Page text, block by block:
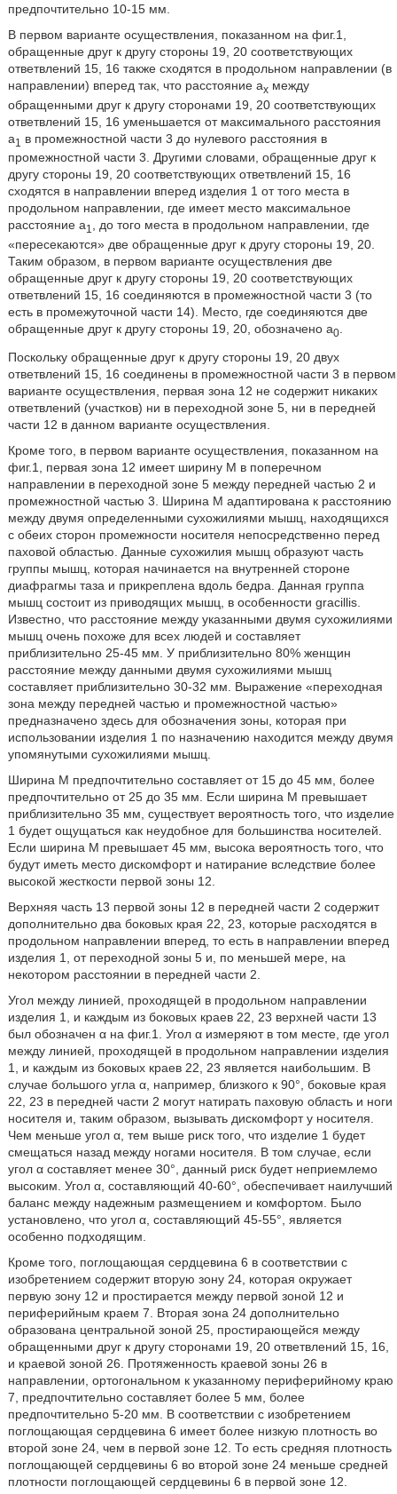
предпочтительно 10-15 мм.
В первом варианте осуществления, показанном на фиг.1,
обращенные друг к другу стороны 19, 20 соответствующих
ответвлений 15, 16 также сходятся в продольном направлении (в
направлении) вперед так, что расстояние ахмежду
обращенными друг к другу сторонами 19, 20 соответствующих
ответвлений 15, 16 уменьшается от максимального расстояния
а1
в промежностной части 3 до нулевого расстояния в
промежностной части 3. Другими словами, обращенные друг к
другу стороны 19, 20 соответствующих ответвлений 15, 16
сходятся в направлении вперед изделия 1 от того места в
продольном направлении, где имеет место максимальное
расстояние а1 , до того места в продольном направлении, где
«пересекаются» две обращенные друг к другу стороны 19, 20.
Таким образом, в первом варианте осуществления две
обращенные друг к другу стороны 19, 20 соответствующих
ответвлений 15, 16 соединяются в промежностной части 3 (то
есть в промежуточной части 14). Место, где соединяются две
обращенные друг к другу стороны 19, 20, обозначено а0.
Поскольку обращенные друг к другу стороны 19, 20 двух
ответвлений 15, 16 соединены в промежностной части 3 в первом
варианте осуществления, первая зона 12 не содержит никаких
ответвлений (участков) ни в переходной зоне 5, ни в передней
части 12 в данном варианте осуществления.
Кроме того, в первом варианте осуществления, показанном на
фиг.1, первая зона 12 имеет ширину М в поперечном
направлении в переходной зоне 5 между передней частью 2 и
промежностной частью 3. Ширина М адаптирована к расстоянию
между двумя определенными сухожилиями мышц, находящихся
с обеих сторон промежности носителя непосредственно перед
паховой областью. Данные сухожилия мышц образуют часть
группы мышц, которая начинается на внутренней стороне
диафрагмы таза и прикреплена вдоль бедра. Данная группа
мышц состоит из приводящих мышц, в особенности gracillis.
Известно, что расстояние между указанными двумя сухожилиями
мышц очень похоже для всех людей и составляет
приблизительно 25-45 мм. У приблизительно 80% женщин
расстояние между данными двумя сухожилиями мышц
составляет приблизительно 30-32 мм. Выражение «переходная
зона между передней частью и промежностной частью»
предназначено здесь для обозначения зоны, которая при
использовании изделия 1 по назначению находится между двумя
упомянутыми сухожилиями мышц.
Ширина М предпочтительно составляет от 15 до 45 мм, более
предпочтительно от 25 до 35 мм. Если ширина М превышает
приблизительно 35 мм, существует вероятность того, что изделие
1 будет ощущаться как неудобное для большинства носителей.
Если ширина М превышает 45 мм, высока вероятность того, что
будут иметь место дискомфорт и натирание вследствие более
высокой жесткости первой зоны 12.
Верхняя часть 13 первой зоны 12 в передней части 2 содержит
дополнительно два боковых края 22, 23, которые расходятся в
продольном направлении вперед, то есть в направлении вперед
изделия 1, от переходной зоны 5 и, по меньшей мере, на
некотором расстоянии в передней части 2.
Угол между линией, проходящей в продольном направлении
изделия 1, и каждым из боковых краев 22, 23 верхней части 13
был обозначен α на фиг.1. Угол α измеряют в том месте, где угол
между линией, проходящей в продольном направлении изделия
1, и каждым из боковых краев 22, 23 является наибольшим. В
случае большого угла α, например, близкого к 90°, боковые края
22, 23 в передней части 2 могут натирать паховую область и ноги
носителя и, таким образом, вызывать дискомфорт у носителя.
Чем меньше угол α, тем выше риск того, что изделие 1 будет
смещаться назад между ногами носителя. В том случае, если
угол α составляет менее 30°, данный риск будет неприемлемо
высоким. Угол α, составляющий 40-60°, обеспечивает наилучший
баланс между надежным размещением и комфортом. Было
установлено, что угол α, составляющий 45-55°, является
особенно подходящим.
Кроме того, поглощающая сердцевина 6 в соответствии с
изобретением содержит вторую зону 24, которая окружает
первую зону 12 и простирается между первой зоной 12 и
периферийным краем 7. Вторая зона 24 дополнительно
образована центральной зоной 25, простирающейся между
обращенными друг к другу сторонами 19, 20 ответвлений 15, 16,
и краевой зоной 26. Протяженность краевой зоны 26 в
направлении, ортогональном к указанному периферийному краю
7, предпочтительно составляет более 5 мм, более
предпочтительно 5-20 мм. В соответствии с изобретением
поглощающая сердцевина 6 имеет более низкую плотность во
второй зоне 24, чем в первой зоне 12. То есть средняя плотность
поглощающей сердцевины 6 во второй зоне 24 меньше средней
плотности поглощающей сердцевины 6 в первой зоне 12.